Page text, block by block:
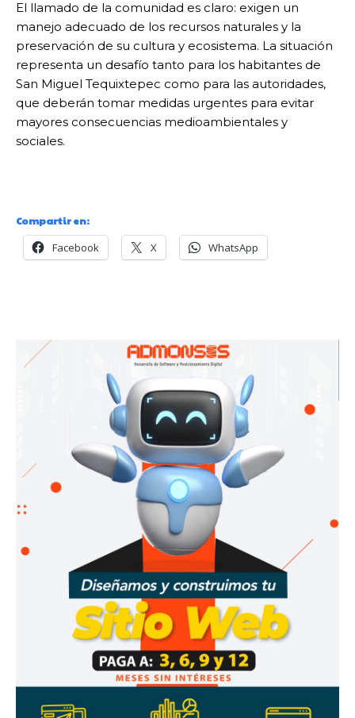
El llamado de la comunidad es claro: exigen un
manejo adecuado de los recursos naturales y la
preservación de su cultura y ecosistema. La situación
representa un desafío tanto para los habitantes de
San Miguel Tequixtepec como para las autoridades,
que deberán tomar medidas urgentes para evitar
mayores consecuencias medioambientales y
sociales.
Compartir en:
Facebook X WhatsApp